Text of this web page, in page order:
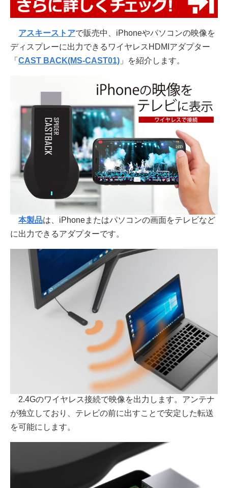
アスキーストアで販売中、iPhoneやパソコンの映像を
ディスプレーに出力できるワイヤレスHDMIアダプター
「 CAST BACK(MS-CAST01) 」を紹介します。
本製品は、iPhoneまたはパソコンの画面をテレビなど
に出力できるアダプターです。
2.4Gのワイヤレス接続で映像を出力します。アンテナ
が独立しており、テレビの前に出すことで安定した転送
を可能にします。